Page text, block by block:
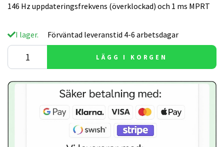
146 Hz uppdateringsfrekvens (överklockad) och 1 ms MPRT
I lager. Förväntad leveranstid 4-6 arbetsdagar
LÄGG I KORGEN